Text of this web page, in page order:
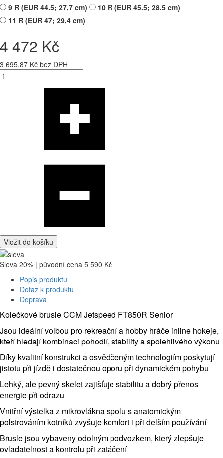
9 R (EUR 44.5; 27,7 cm)
10 R (EUR 45.5; 28.5 cm)
11 R (EUR 47; 29,4 cm)
4 472 Kč
3 695,87 Kč bez DPH
Vložit do košíku
Sleva 20% | původní cena 5 590 Kč
Popis produktu
Dotaz k produktu
Doprava
Kolečkové brusle CCM Jetspeed FT850R Senior
Jsou ideální volbou pro rekreační a hobby hráče inline hokeje,
kteří hledají kombinaci pohodlí, stability a spolehlivého výkonu
Díky kvalitní konstrukci a osvědčeným technologiím poskytují
jistotu při jízdě i dostatečnou oporu při dynamickém pohybu
Lehký, ale pevný skelet zajišťuje stabilitu a dobrý přenos
energie při odrazu
Vnitřní výstelka z mikrovlákna spolu s anatomickým
polstrováním kotníků zvyšuje komfort i při delším používání
Brusle jsou vybaveny odolným podvozkem, který zlepšuje
ovladatelnost a kontrolu při zatáčení